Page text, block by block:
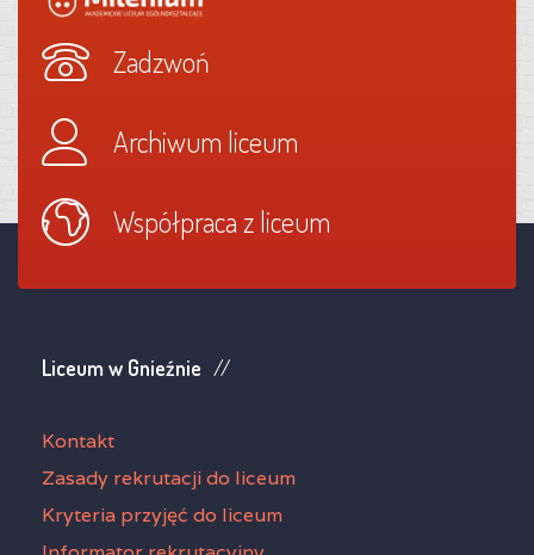
Zadzwoń
Archiwum liceum
Współpraca z liceum
Liceum w Gnieźnie
Kontakt
Zasady rekrutacji do liceum
Kryteria przyjęć do liceum